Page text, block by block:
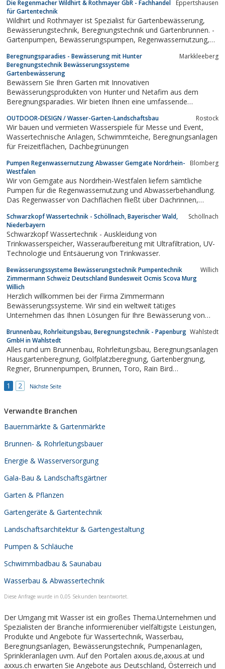
Die Regenmacher Wildhirt & Rothmayer GbR - Fachhandel
für Gartentechnik
Eppertshausen
Wildhirt und Rothmayer ist Spezialist für Gartenbewässerung,
Bewässerungstechnik, Beregnungstechnik und Gartenbrunnen. -
Gartenpumpen, Bewässerungspumpen, Regenwassernutzung,
Sportplatzbewässerung, Brunnenrohr, Brunnentechnik,
Unterwasserpumpen,...
Beregnungsparadies - Bewässerung mit Hunter
Beregnungstechnik Bewässerungssysteme
Gartenbewässerung
Markkleeberg
Bewässern Sie Ihren Garten mit Innovativen
Bewässerungsprodukten von Hunter und Netafim aus dem
Beregnungsparadies. Wir bieten Ihnen eine umfassende
Beregnungsanlagen
OUTDOOR-DESIGN / Wasser-Garten-Landschaftsbau Rostock
Wir bauen und vermieten Wasserspiele für Messe und Event,
Wassertechnische Anlagen, Schwimmteiche, Beregnungsanlagen
für Freizeitflächen, Dachbegrünungen
Pumpen Regenwassernutzung Abwasser Gemgate Nordrhein-
Westfalen
Blomberg
Wir von Gemgate aus Nordrhein-Westfalen liefern sämtliche
Pumpen für die Regenwassernutzung und Abwasserbehandlung.
Das Regenwasser von Dachflächen fließt über Dachrinnen,
Oberflächenwasserkanal oder in die Versickerung. Regenwasser
Schwarzkopf Wassertechnik - Schöllnach, Bayerischer Wald,
Niederbayern
Schöllnach
Schwarzkopf Wassertechnik - Auskleidung von
Trinkwasserspeicher, Wasseraufbereitung mit Ultrafiltration, UV-
Technologie und Entsäuerung von Trinkwasser.
Bewässerungssysteme Bewässerungstechnik Pumpentechnik
Zimmermann Schweiz Deutschland Bundesweit Ocmis Scova Murg
Willich
Willich
Herzlich willkommen bei der Firma Zimmermann
Bewässerungssysteme. Wir sind ein weltweit tätiges
Unternehmen das Ihnen Lösungen für Ihre Bewässerung von
Plantagen anbietet.Fürr eine optimale Nutzung des Reitplatzes
und eine staubfreie Umgebung ist eine...
Brunnenbau, Rohrleitungsbau, Beregnungstechnik - Papenburg
GmbH in Wahlstedt
Wahlstedt
Alles rund um Brunnenbau, Rohrleitungsbau, Beregnungsanlagen
Hausgartenberegnung, Golfplatzberegnung, Gartenbergnung,
Regner, Brunnenpumpen, Brunnen, Toro, Rain Bird
Umwelttechnik u.v.m.
1 2 Nächste Seite
Verwandte Branchen
Bauernmärkte & Gartenmärkte
Brunnen- & Rohrleitungsbauer
Energie & Wasserversorgung
Gala-Bau & Landschaftsgärtner
Garten & Pflanzen
Gartengeräte & Gartentechnik
Landschaftsarchitektur & Gartengestaltung
Pumpen & Schläuche
Schwimmbadbau & Saunabau
Wasserbau & Abwassertechnik
Diese Anfrage wurde in 0,05 Sekunden beantwortet.
Der Umgang mit Wasser ist ein großes Thema.Unternehmen und
Spezialisten der Branche informierenüber vielfältigste Leistungen,
Produkte und Angebote für Wassertechnik, Wasserbau,
Beregnungsanlagen, Bewässerungstechnik, Pumpenanlagen,
Sprinkleranlagen uvm. Auf den Portalen axxus.de,axxus.at und
axxus.ch erwarten Sie Angebote aus Deutschland, Österreich und